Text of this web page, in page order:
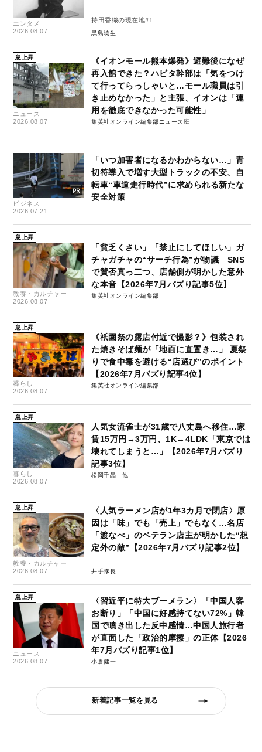
エンタメ
2026.08.07
持田香織の現在地#1
黒島暁生
急上昇
ニュース
2026.08.07
《イオンモール熊本爆発》避難後になぜ
再入館できた？ハビタ幹部は「気をつけ
て行ってらっしゃいと…モール職員は引
き止めなかった」と主張、イオンは「運
用を徹底できなかった可能性」
集英社オンライン編集部ニュース班
ビジネス
2026.07.21
「いつ加害者になるかわからない…」青
切符導入で増す大型トラックの不安、自
転車“車道走行時代”に求められる新たな
安全対策
急上昇
教養・カルチャー
2026.08.07
「貧乏くさい」「禁止にしてほしい」ガ
チャガチャの“サーチ行為”が物議 SNS
で賛否真っ二つ、店舗側が明かした意外
な本音【2026年7月バズり記事5位】
集英社オンライン編集部
急上昇
暮らし
2026.08.07
《祇園祭の露店付近で撮影？》包装され
た焼きそば麺が「地面に直置き…」 夏祭
りで食中毒を避ける“店選び”のポイント
【2026年7月バズり記事4位】
集英社オンライン編集部
急上昇
暮らし
2026.08.07
人気女流雀士が31歳で八丈島へ移住…家
賃15万円→3万円、1K→4LDK「東京では
壊れてしまうと…」【2026年7月バズり
記事3位】
松岡千晶
急上昇
教養・カルチャー
2026.08.07
〈人気ラーメン店が1年3カ月で閉店〉原
因は「味」でも「売上」でもなく…名店
「渡なべ」のベテラン店主が明かした“想
定外の敵”【2026年7月バズり記事2位】
井手隊長
急上昇
ニュース
2026.08.07
〈習近平に特大ブーメラン〉「中国人客
お断り」「中国に好感持てない72%」韓
国で噴き出した反中感情…中国人旅行者
が直面した「政治的摩擦」の正体【2026
年7月バズり記事1位】
小倉健一
新着記事一覧を見る